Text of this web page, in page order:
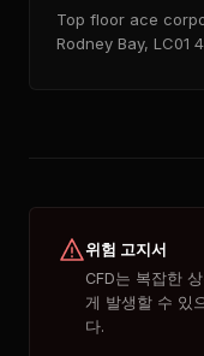
Top floor ace
Rodney Bay, LC01
위험 고지서
CFD는 복잡한
게 발생할 수 있
다.